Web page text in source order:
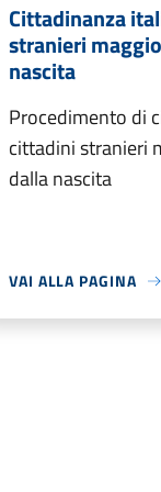
Cittadinanza
stranieri
nascita
Procedimento di
cittadini stranieri
dalla nascita
VAI ALLA PAGINA